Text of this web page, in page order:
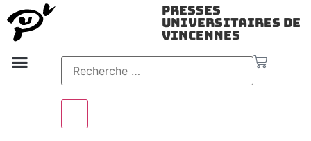
Presses
Universitaires de
Vincennes